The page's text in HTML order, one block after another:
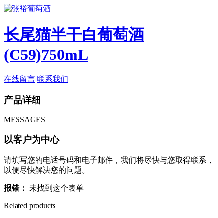
长尾猫半干白葡萄酒
(C59)750mL
在线留言 联系我们
产品详细
MESSAGES
以客户为中心
请填写您的电话号码和电子邮件，我们将尽快与您取得联系，
以便尽快解决您的问题。
报错： 未找到这个表单
Related products